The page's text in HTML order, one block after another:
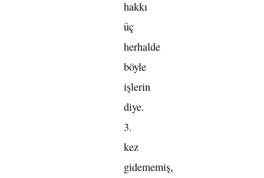
hakkı
üç
herhalde
böyle
işlerin
diye.
3.
kez
gidememiş,